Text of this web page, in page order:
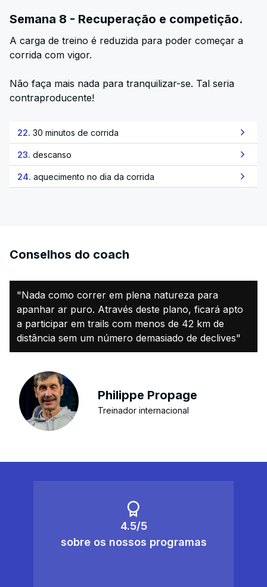
Semana 8 - Recuperação e competição.
A carga de treino é reduzida para poder começar a
corrida com vigor.
Não faça mais nada para tranquilizar-se. Tal seria
contraproducente!
22. 30 minutos de corrida
23. descanso
24. aquecimento no dia da corrida
Conselhos do coach
"Nada como correr em plena natureza para
apanhar ar puro. Através deste plano, ficará apto
a participar em trails com menos de 42 km de
distância sem um número demasiado de declives"
Philippe Propage
Treinador internacional
4.5/5
sobre os nossos programas